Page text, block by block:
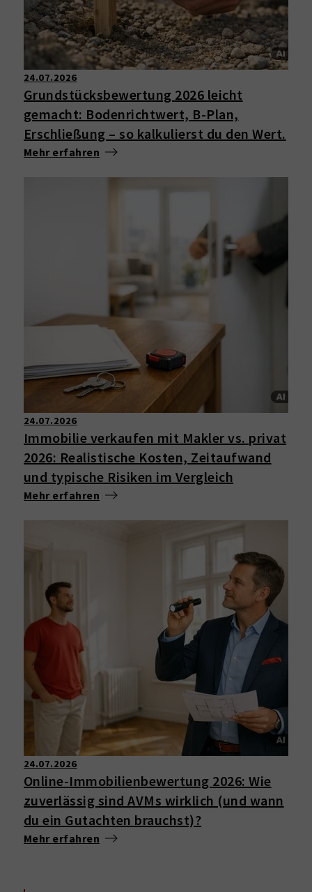
24.07.2026
Grundstücksbewertung 2026 leicht
gemacht: Bodenrichtwert, B-Plan,
Erschließung – so kalkulierst du den Wert.
Mehr erfahren
24.07.2026
Immobilie verkaufen mit Makler vs. privat
2026: Realistische Kosten, Zeitaufwand
und typische Risiken im Vergleich
Mehr erfahren
24.07.2026
Online-Immobilienbewertung 2026: Wie
zuverlässig sind AVMs wirklich (und wann
du ein Gutachten brauchst)?
Mehr erfahren